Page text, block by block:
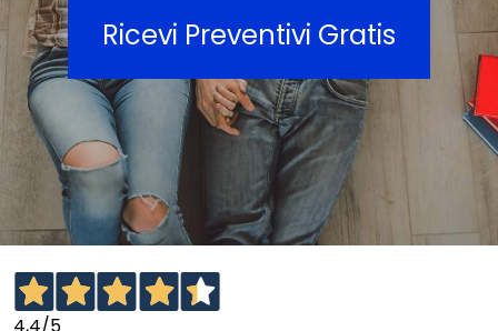
Ricevi Preventivi Gratis